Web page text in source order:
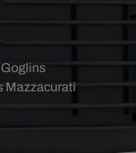
Mazzacurati